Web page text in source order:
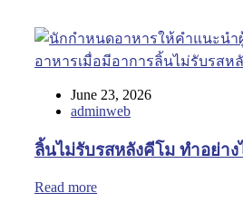
June 23, 2026
adminweb
ลิ้นไม่รับรสหลังคีโม ทำอย่าง
Read more